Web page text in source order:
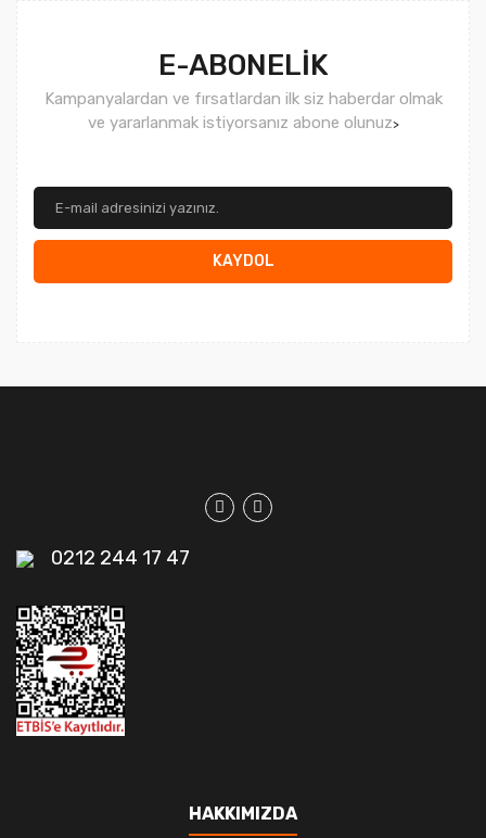
E-ABONELİK
Kampanyalardan ve fırsatlardan ilk siz haberdar olmak
ve yararlanmak istiyorsanız abone olunuz>
KAYDOL
0212 244 17 47
HAKKIMIZDA